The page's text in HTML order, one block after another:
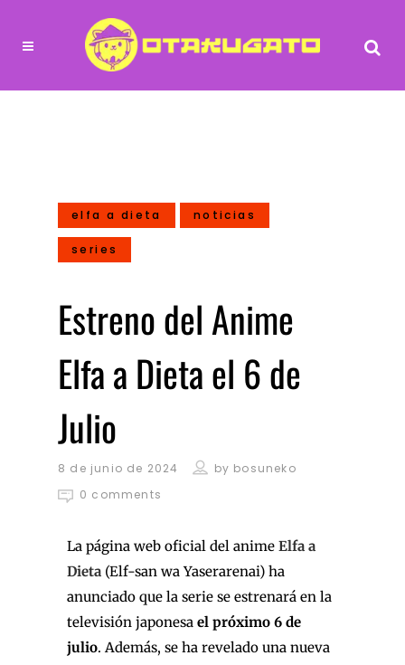
elfa a dieta noticias
series
Estreno del Anime
Elfa a Dieta el 6 de
Julio
8 de junio de 2024 by bosuneko
0 comments
La página web oficial del anime Elfa a
Dieta (Elf-san wa Yaserarenai) ha
anunciado que la serie se estrenará en la
televisión japonesa el próximo 6 de
julio. Además, se ha revelado una nueva